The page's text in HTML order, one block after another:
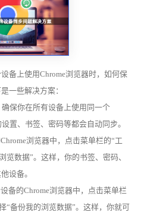
备上使用Chrome浏览器时，如何保
一些解决方案：
保你在所有设备上使用同一个
置、书签、密码等都会自动同步。
浏览器中，点击菜单栏的“工
览数据”。这样，你的书签、密码、
设备。
备的Chrome浏览器中，点击菜单栏
“备份我的浏览数据”。这样，你就可